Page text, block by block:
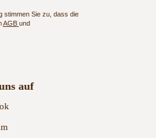
stimmen Sie zu, dass die
AGB und
auf